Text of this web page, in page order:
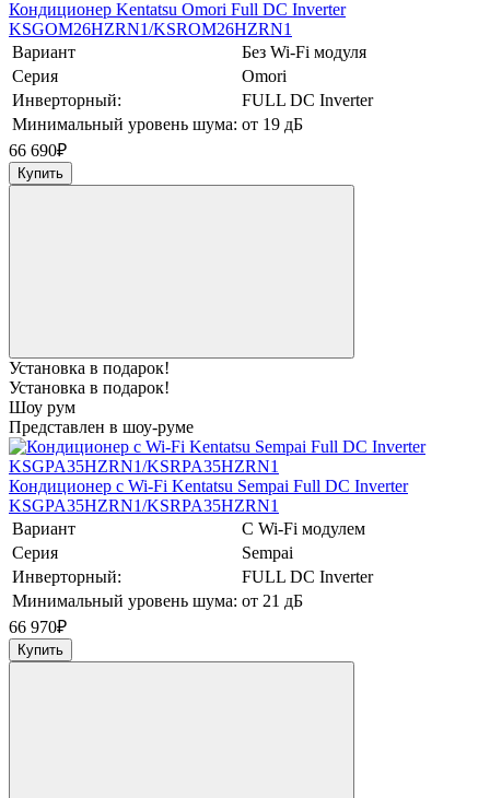
Кондиционер Kentatsu Omori Full DC Inverter
KSGOM26HZRN1/KSROM26HZRN1
Вариант
Без Wi-Fi модуля
Серия
Omori
Инверторный:
FULL DC Inverter
Минимальный уровень шума: от 19 дБ
66 690₽
Купить
Установка в подарок!
Установка в подарок!
Шоу рум
Представлен в шоу-руме
Кондиционер с Wi-Fi Kentatsu Sempai Full DC Inverter
KSGPA35HZRN1/KSRPA35HZRN1
Вариант
С Wi-Fi модулем
Серия
Sempai
Инверторный:
FULL DC Inverter
Минимальный уровень шума: от 21 дБ
66 970₽
Купить